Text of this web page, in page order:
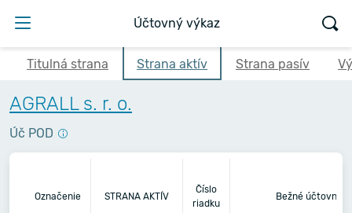
Účtovný výkaz
Titulná strana Strana aktív Strana pasív
AGRALL s. r. o.
Úč POD
Označenie STRANA AKTÍV
Číslo
riadku
Bežné účtovné